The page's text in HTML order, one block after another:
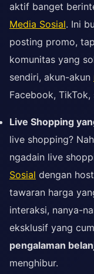
aktif banget
Media Sosial. Ini
posting promo,
komunitas yang
sendiri, akun-akun
Facebook,
Live Shopping
live shopping?
ngadain live
Sosial dengan
tawaran harga
interaksi, nanya-
eksklusif yang
pengalaman
menghibur.